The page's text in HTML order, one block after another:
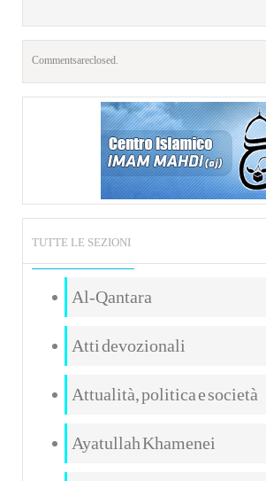
Comments are closed.
TUTTE LE SEZIONI
Al-Qantara
Atti devozionali
Attualità, politica e società
Ayatullah Khamenei